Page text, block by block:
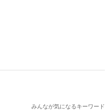
みんなが気になるキーワード